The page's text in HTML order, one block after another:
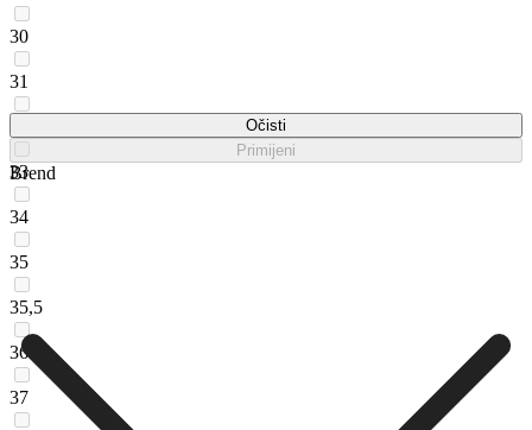
30
31
33
34
35
35,5
36
37
Očisti
Primijeni
Brend